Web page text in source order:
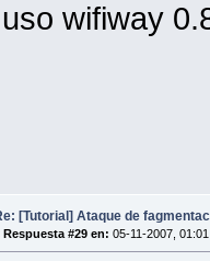
wifiway
[Tutorial] Ataque de
Respuesta #29 en: 05-11-2007,